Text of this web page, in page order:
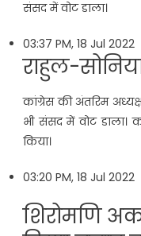
संसद में वोट डाला।
03:37 PM, 18 Jul 2022
राहुल-
कांग्रेस की अंतरिम
भी संसद में वोट डाला।
किया।
03:20 PM, 18 Jul 2022
शिरोमणि